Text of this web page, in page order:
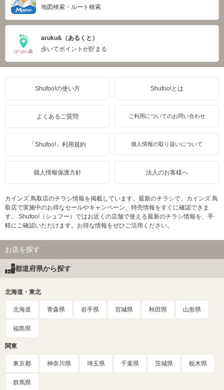
地図検索・ルート検索
aruku&（あるくと）
歩いてポイントが貯まる
Shufoo!の使い方 Shufoo!とは
よくあるご質問 ご利用についてのお問い合わせ
「Shufoo!」利用規約 個人情報の取り扱いについて
個人情報保護方針 法人のお客様へ
カインズ 鳥取店のチラシ情報を掲載しています。最新のチラシで、カインズ 鳥
取店で実施中のお得なセールやキャンペーン、特売情報をすぐに確認できま
す。 Shufoo!（シュフー）ではお近くの店舗で使える最新のチラシ情報を、手
軽にご確認いただけます。お得な情報をぜひご活用ください。
お店を探す
都道府県から探す
北海道・東北
北海道 青森県 岩手県 宮城県 秋田県 山形県
福島県
関東
東京都 神奈川県 埼玉県 千葉県 茨城県 栃木県
群馬県